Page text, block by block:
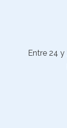
Entre 24